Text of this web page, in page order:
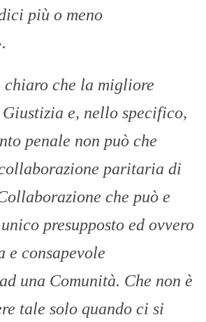
più o meno
chiaro che la migliore
e, nello specifico,
penale non può che
paritaria di
che può e
presupposto ed ovvero
e consapevole
una Comunità. Che non è
tale solo quando ci si